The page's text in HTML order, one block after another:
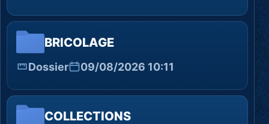
BRICOLAGE
Dossier 09/08/2026 10:11
COLLECTIONS